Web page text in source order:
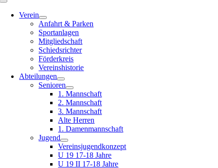
Toggle
NavigationVerein
Anfahrt & Parken
Sportanlagen
Mitgliedschaft
Schiedsrichter
Förderkreis
Vereinshistorie
Abteilungen
Senioren
1. Mannschaft
2. Mannschaft
3. Mannschaft
Alte Herren
1. Damenmannschaft
Jugend
Vereinsjugendkonzept
U 19 17-18 Jahre
U 19 II 17-18 Jahre